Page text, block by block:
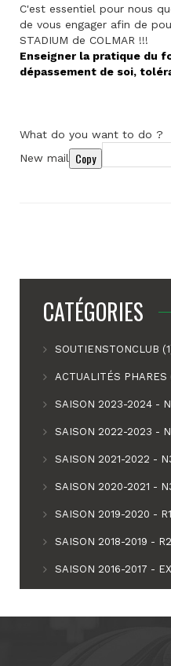
C'est essentiel pour nous
de vous engager afin de
STADIUM de COLMAR !!!
Enseigner la pratique du
dépassement de soi,
What do you want to do ?
New mail
Copy
CATÉGORIES
SOUTIENSTONCLUB
ACTUALITÉS PHARES
SAISON 2023-2024 -
SAISON 2022-2023 -
SAISON 2021-2022 -
SAISON 2020-2021 -
SAISON 2019-2020 -
SAISON 2018-2019 -
SAISON 2016-2017 -